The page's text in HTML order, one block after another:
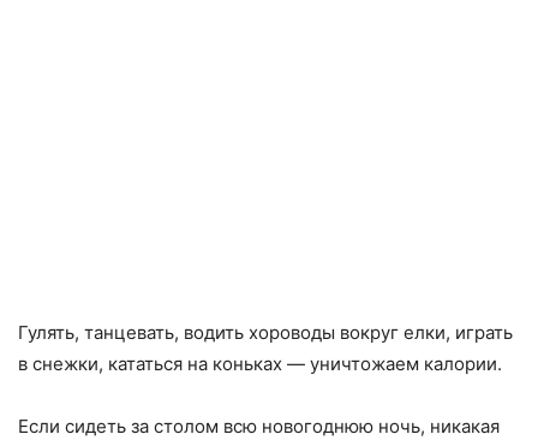
Гулять, танцевать, водить хороводы вокруг елки, играть
в снежки, кататься на коньках — уничтожаем калории.
Если сидеть за столом всю новогоднюю ночь, никакая